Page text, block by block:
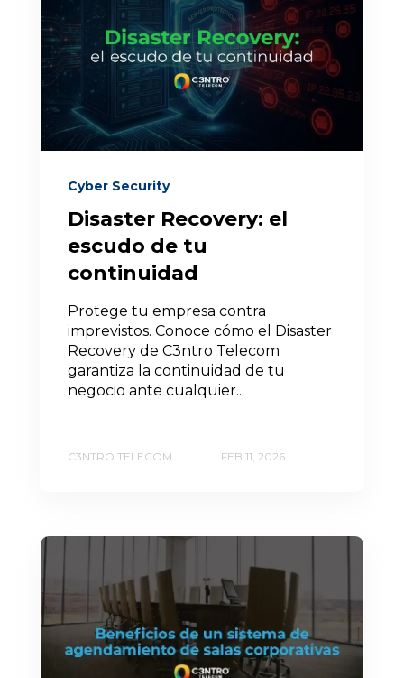
Cyber Security
Disaster Recovery: el
escudo de tu
continuidad
Protege tu empresa contra
imprevistos. Conoce cómo el Disaster
Recovery de C3ntro Telecom
garantiza la continuidad de tu
negocio ante cualquier...
C3NTRO TELECOM FEB 11, 2026